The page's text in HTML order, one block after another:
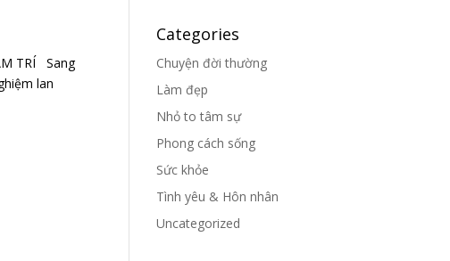
TRÍ Sang
lan
Categories
Chuyện đời thường
Làm đẹp
Nhỏ to tâm sự
Phong cách sống
Sức khỏe
Tình yêu & Hôn nhân
Uncategorized